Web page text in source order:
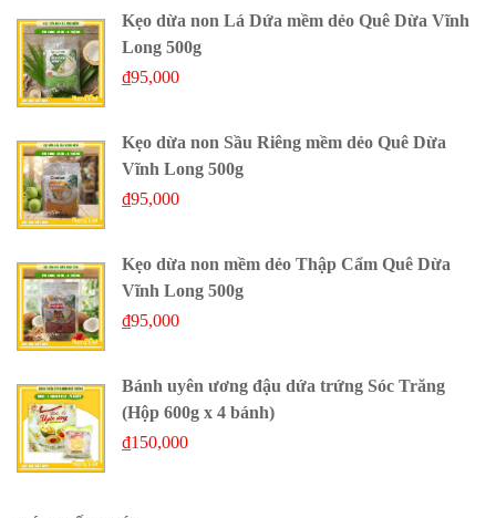
Kẹo dừa non Lá Dứa mềm dẻo Quê Dừa Vĩnh
Long 500g
₫95,000
Kẹo dừa non Sầu Riêng mềm dẻo Quê Dừa
Vĩnh Long 500g
₫95,000
Kẹo dừa non mềm dẻo Thập Cẩm Quê Dừa
Vĩnh Long 500g
₫95,000
Bánh uyên ương đậu dứa trứng Sóc Trăng
(Hộp 600g x 4 bánh)
₫150,000